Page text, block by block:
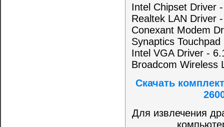
Intel Chipset Driver
Realtek LAN Driver
Conexant Modem
Synaptics
Intel VGA Driver -
Broadcom Wireless
Скачать
Для извлечения